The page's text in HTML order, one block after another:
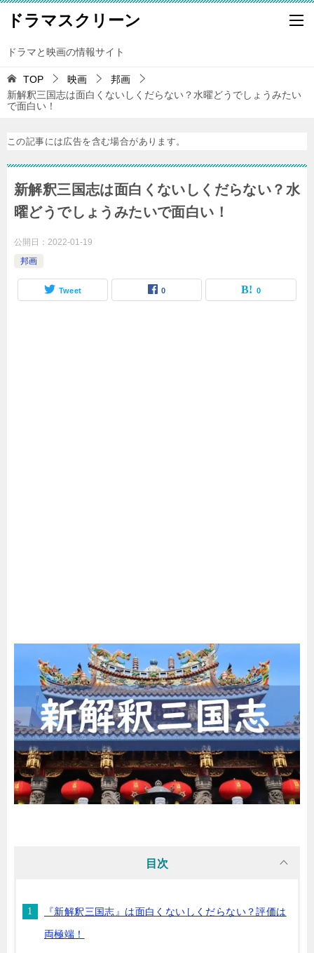
ドラマスクリーン
ドラマと映画の情報サイト
TOP 映画
邦画
新解釈三国志は面白くないしくだらない？水曜どうでしょうみたい
で面白い！
この記事には広告を含む場合があります。
新解釈三国志は面白くないしくだらない？水
曜どうでしょうみたいで面白い！
公開日： 2022-01-19
邦画
Tweet 0 0
目次
『新解釈三国志』は面白くないしくだらない？評価は
両極端！